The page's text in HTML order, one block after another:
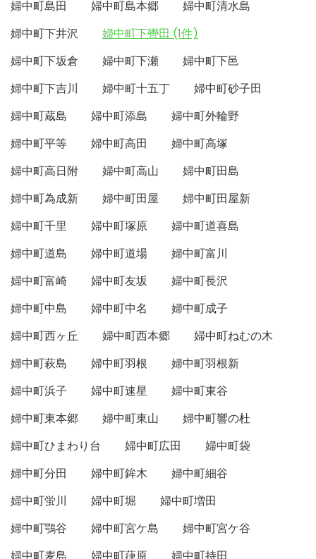
婦中町島田
婦中町島本郷
婦中町清水島
婦中町下井沢
婦中町下轡田 (1件)
婦中町下坂倉
婦中町下瀬
婦中町下邑
婦中町下吉川
婦中町十五丁
婦中町砂子田
婦中町蔵島
婦中町添島
婦中町外輪野
婦中町平等
婦中町高田
婦中町高塚
婦中町高日附
婦中町高山
婦中町田島
婦中町為成新
婦中町田屋
婦中町田屋新
婦中町千里
婦中町塚原
婦中町道喜島
婦中町道島
婦中町道場
婦中町富川
婦中町富崎
婦中町友坂
婦中町長沢
婦中町中島
婦中町中名
婦中町成子
婦中町西ヶ丘
婦中町西本郷
婦中町ねむの木
婦中町萩島
婦中町羽根
婦中町羽根新
婦中町浜子
婦中町速星
婦中町東谷
婦中町東本郷
婦中町東山
婦中町響の杜
婦中町ひまわり台
婦中町広田
婦中町袋
婦中町分田
婦中町鉾木
婦中町細谷
婦中町蛍川
婦中町堀
婦中町増田
婦中町鶚谷
婦中町宮ケ島
婦中町宮ケ谷